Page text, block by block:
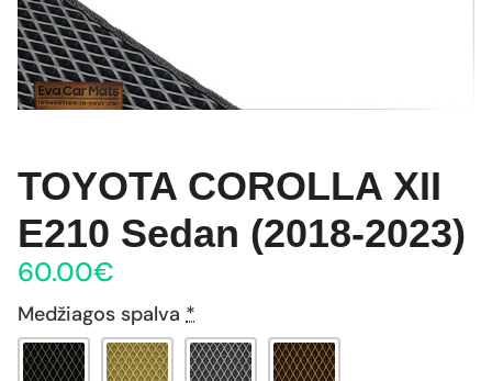
TOYOTA COROLLA XII
E210 Sedan (2018-2023)
60.00€
Medžiagos spalva *